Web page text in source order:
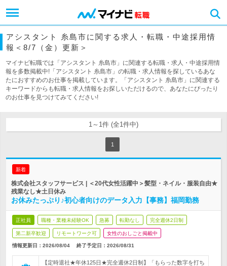
アシスタント 糸島市に関する求人・転職・中途採用情
報＜8/7（金）更新＞
マイナビ転職では「アシスタント 糸島市」に関連する転職・求人・中途採用情
報を多数掲載中!「アシスタント 糸島市」の転職・求人情報を探しているあな
たにおすすめのお仕事を掲載しています。「アシスタント 糸島市」に関連する
キーワードからも転職・求人情報をお探しいただけるので、あなたにぴったり
のお仕事を見つけてみてください!
1～1件 (全1件中)
1
新着
株式会社スタッフサービス | ＜20代女性活躍中＞髪型・ネイル・服装自由★
残業なし★土日休み
お休みたっぷり♪初心者向けのデータ入力【事務】福岡勤務
正社員 職種・業種未経験OK 急募 転勤なし 完全週休2日制
第二新卒歓迎 リモートワーク可 女性のおしごと掲載中
情報更新日：2026/08/04 終了予定日： 2026/08/31
【定時退社★年休125日★完全週休2日制】「もらった数字を打ち